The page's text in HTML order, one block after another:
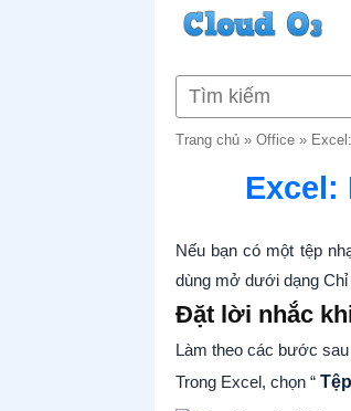
Trang chủ» Office»
Excel:
Nếu bạn có một tệp
dùng mở dưới dạng
Đặt lời nhắc
Làm theo các bước
Trong Excel, chọn “ Tệp